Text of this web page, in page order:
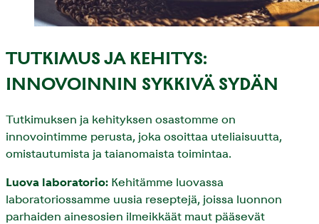
TUTKIMUS JA KEHITYS:
INNOVOINNIN SYKKIVÄ SYDÄN
Tutkimuksen ja kehityksen osastomme on
innovointimme perusta, joka osoittaa uteliaisuutta,
omistautumista ja taianomaista toimintaa.
Luova laboratorio: Kehitämme luovassa
laboratoriossamme uusia reseptejä, joissa luonnon
parhaiden ainesosien ilmeikkäät maut pääsevät